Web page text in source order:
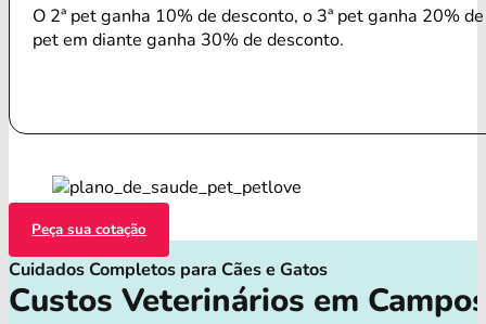
O 2ª pet ganha 10% de desconto, o 3ª pet ganha 20%
pet em diante ganha 30% de desconto.
Peça sua cotação
Cuidados Completos para Cães e Gatos
Custos Veterinários em